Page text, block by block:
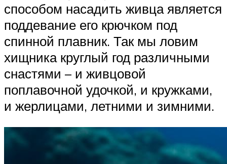
способом насадить живца является
поддевание его крючком под
спинной плавник. Так мы ловим
хищника круглый год различными
снастями – и живцовой
поплавочной удочкой, и кружками,
и жерлицами, летними и зимними.